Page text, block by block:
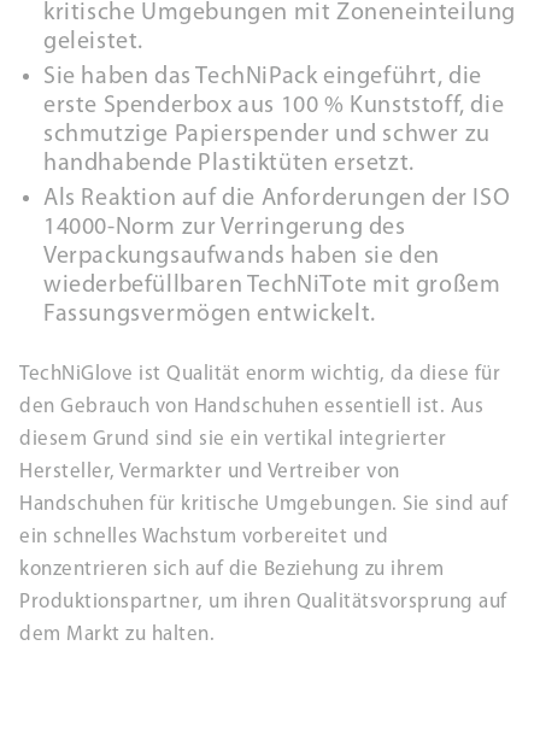
kritische Umgebungen mit Zoneneinteilung
geleistet.
Sie haben das TechNiPack eingeführt, die
erste Spenderbox aus 100 % Kunststoff, die
schmutzige Papierspender und schwer zu
handhabende Plastiktüten ersetzt.
Als Reaktion auf die Anforderungen der ISO
14000-Norm zur Verringerung des
Verpackungsaufwands haben sie den
wiederbefüllbaren TechNiTote mit großem
Fassungsvermögen entwickelt.
TechNiGlove ist Qualität enorm wichtig, da diese für
den Gebrauch von Handschuhen essentiell ist. Aus
diesem Grund sind sie ein vertikal integrierter
Hersteller, Vermarkter und Vertreiber von
Handschuhen für kritische Umgebungen. Sie sind auf
ein schnelles Wachstum vorbereitet und
konzentrieren sich auf die Beziehung zu ihrem
Produktionspartner, um ihren Qualitätsvorsprung auf
dem Markt zu halten.